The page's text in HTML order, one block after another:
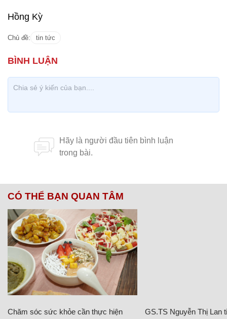
Hồng Kỳ
Chủ đề: tin tức
CÓ THỂ BẠN QUAN TÂM
Chăm sóc sức khỏe cần thực hiện
GS.TS Nguyễn Thị Lan